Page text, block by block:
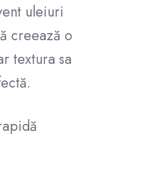
uleiuri
creează o
textura sa